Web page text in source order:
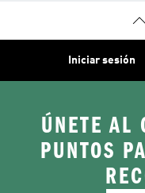
Iniciar sesión
ÚNETE AL
PUNTOS